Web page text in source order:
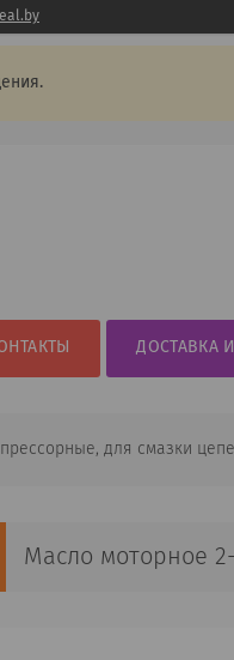
ДОСТАВКА
для смазки
Масло моторное 2-